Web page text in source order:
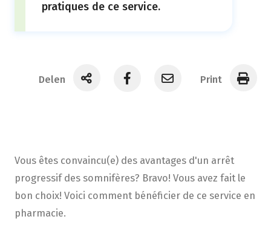
pratiques de ce service.
Delen Print
Vous êtes convaincu(e) des avantages d'un arrêt
progressif des somnifères? Bravo! Vous avez fait le
bon choix! Voici comment bénéficier de ce service en
pharmacie.